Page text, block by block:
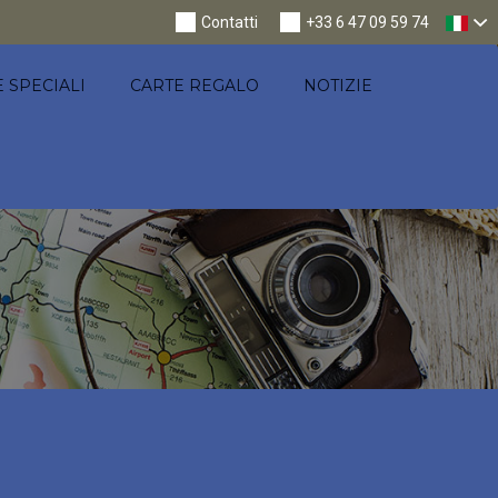
+33 6 47 09 59 74
Contatti
SPECIALI CARTE REGALO NOTIZIE